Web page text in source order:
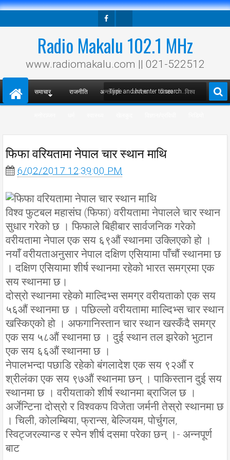
Radio Makalu 102.1 MHz
www.radiomakalu.com || 021-522512
समाचार राजनीति अन्तर्वार्ता अपराध विचार विश्व
फिफा वरियतामा नेपाल चार स्थान माथि
6/02/2017 12:39:00 PM
विश्व फुटबल महासंघ (फिफा) वरीयतामा नेपालले चार स्थान
सुधार गरेको छ । फिफाले बिहीबार सार्वजनिक गरेको
वरीयतामा नेपाल एक सय ६९औं स्थानमा उक्लिएको हो ।
नयाँ वरीयताअनुसार नेपाल दक्षिण एसियामा पाँचौं स्थानमा छ
। दक्षिण एसियामा शीर्ष स्थानमा रहेको भारत समग्रमा एक
सय स्थानमा छ।
दोस्रो स्थानमा रहेको माल्दिभ्स समग्र वरीयताको एक सय
५६औं स्थानमा छ । पछिल्लो वरीयतामा माल्दिभ्स चार स्थान
खस्किएको हो । अफगानिस्तान चार स्थान खस्कँदै समग्र
एक सय ५८औं स्थानमा छ । दुई स्थान तल झरेको भुटान
एक सय ६६औं स्थानमा छ ।
नेपालभन्दा पछाडि रहेको बंगलादेश एक सय ९२औं र
श्रीलंका एक सय ९७औं स्थानमा छन् । पाकिस्तान दुई सय
स्थानमा छ । वरीयताको शीर्ष स्थानमा ब्राजिल छ ।
अर्जेन्टिना दोस्रो र विश्वकप विजेता जर्मनी तेस्रो स्थानमा छ
। चिली, कोलम्बिया, फ्रान्स, बेल्जियम, पोर्चुगल,
स्विट्जरल्यान्ड र स्पेन शीर्ष दसमा परेका छन् ।- अन्नपूर्ण
बाट